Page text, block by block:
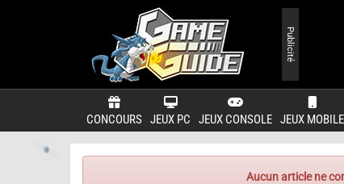
CONCOURS JEUX PC JEUX CONSOLE JEUX MOBILE
Publicité
Aucun article ne